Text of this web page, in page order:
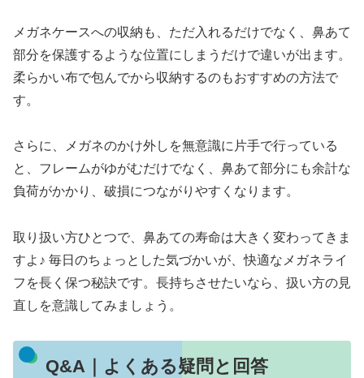
メガネケースへの収納も、ただ入れるだけでなく、鼻あて
部分を保護するような位置にしまうだけで違いが出ます。
柔らかい布で包んでから収納するのもおすすめの方法で
す。
さらに、メガネのかけ外しを無意識に片手で行っている
と、フレームがゆがむだけでなく、鼻あて部分にも余計な
負荷がかかり、破損につながりやすくなります。
取り扱い方ひとつで、鼻あての寿命は大きく変わってきま
すよ♪ 毎日のちょっとした気づかいが、快適なメガネライ
フを長く保つ秘訣です。長持ちさせたいなら、扱い方の見
直しを意識してみましょう。
Q&A｜よくある疑問と回答